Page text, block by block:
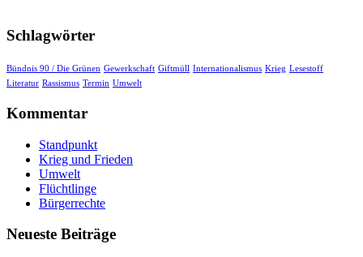
Schlagwörter
Bündnis 90 / Die Grünen Gewerkschaft Giftmüll Internationalismus Krieg Lesestoff
Literatur Rassismus Termin Umwelt
Kommentar
Standpunkt
Krieg und Frieden
Umwelt
Flüchtlinge
Bürgerrechte
Neueste Beiträge